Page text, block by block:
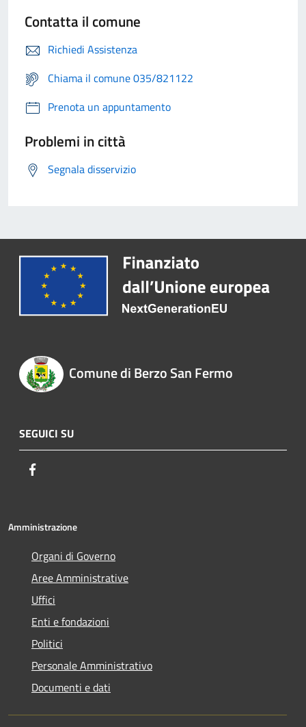
Contatta il comune
Richiedi Assistenza
Chiama il comune 035/821122
Prenota un appuntamento
Problemi in città
Segnala disservizio
Comune di Berzo San Fermo
SEGUICI SU
Amministrazione
Organi di Governo
Aree Amministrative
Uffici
Enti e fondazioni
Politici
Personale Amministrativo
Documenti e dati